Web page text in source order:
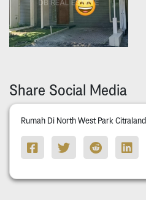
Share Social Media
Rumah Di North West Park Citraland